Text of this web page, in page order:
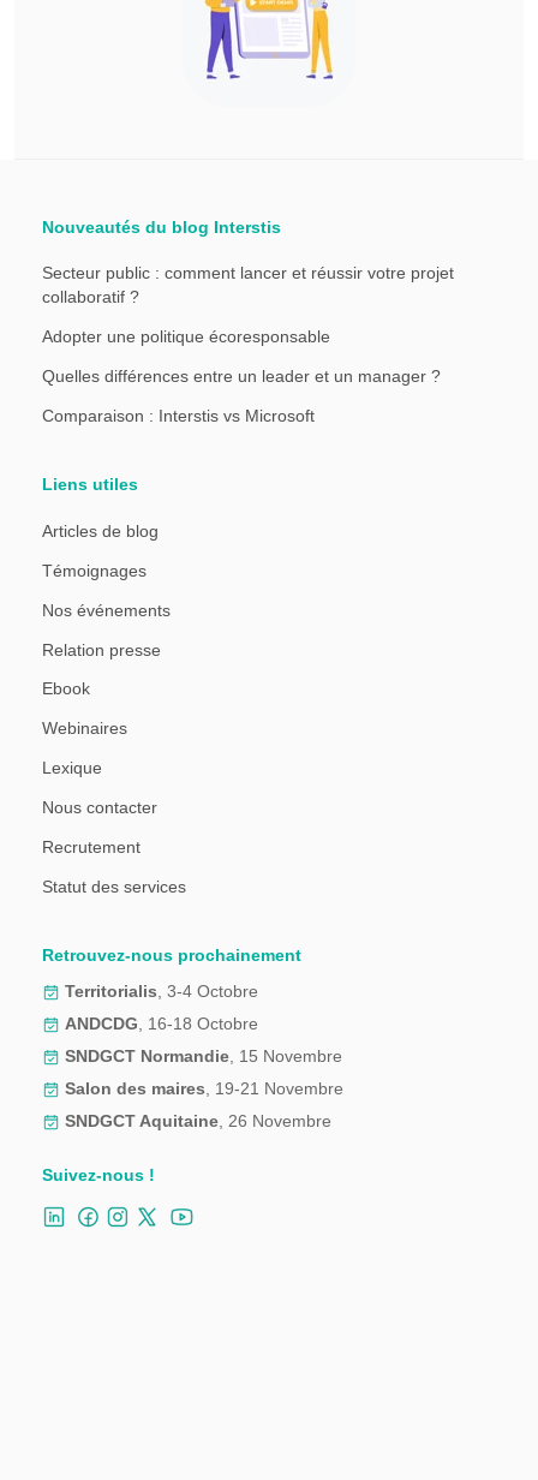
Nouveautés du blog Interstis
Secteur public : comment lancer et réussir votre projet
collaboratif ?
Adopter une politique écoresponsable
Quelles différences entre un leader et un manager ?
Comparaison : Interstis vs Microsoft
Liens utiles
Articles de blog
Témoignages
Nos événements
Relation presse
Ebook
Webinaires
Lexique
Nous contacter
Recrutement
Statut des services
Retrouvez-nous prochainement
Territorialis, 3-4 Octobre
ANDCDG, 16-18 Octobre
SNDGCT Normandie, 15 Novembre
Salon des maires, 19-21 Novembre
SNDGCT Aquitaine, 26 Novembre
Suivez-nous !